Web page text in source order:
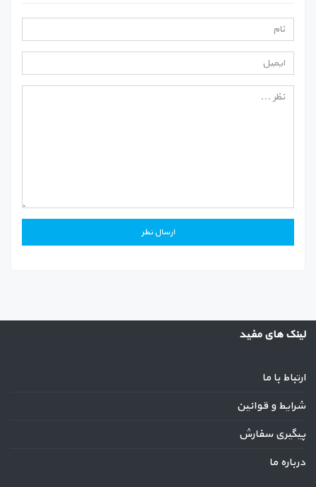
لینک های مفید
ارتباط با ما
شرایط و قوانین
پیگیری سفارش
درباره ما